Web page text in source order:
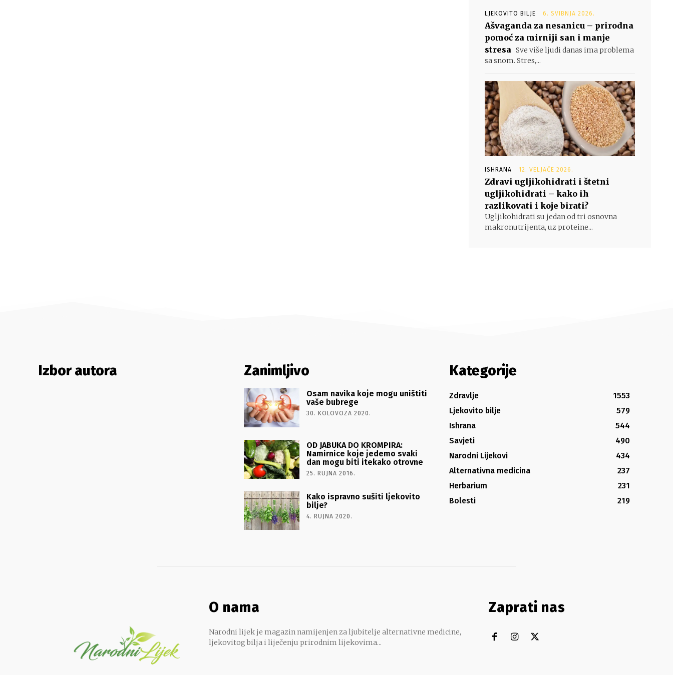
LJEKOVITO BILJE 6. SVIBNJA 2026.
Ašvaganda za nesanicu – prirodna
pomoć za mirniji san i manje
stresa Sve više ljudi danas ima problema
sa snom. Stres,...
ISHRANA 12. VELJAČE 2026.
Zdravi ugljikohidrati i štetni
ugljikohidrati – kako ih
razlikovati i koje birati?
Ugljikohidrati su jedan od tri osnovna
makronutrijenta, uz proteine...
Izbor autora Zanimljivo
Osam navika koje mogu uništiti
vaše bubrege
30. KOLOVOZA 2020.
OD JABUKA DO KROMPIRA:
Namirnice koje jedemo svaki
dan mogu biti itekako otrovne
25. RUJNA 2016.
Kako ispravno sušiti ljekovito
bilje?
4. RUJNA 2020.
Kategorije
Zdravlje
1553
Ljekovito bilje
579
Ishrana
544
Savjeti
490
Narodni Lijekovi
434
Alternativna medicina
237
Herbarium
231
Bolesti
219
O nama
Narodni lijek je magazin namijenjen za ljubitelje alternativne medicine,
ljekovitog bilja i liječenju prirodnim lijekovima...
Zaprati nas